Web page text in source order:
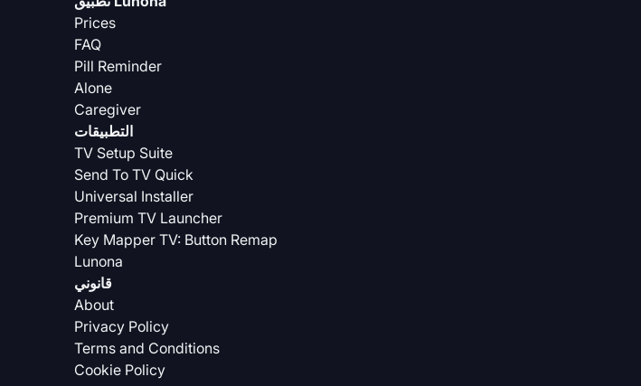
Prices
FAQ
Pill Reminder
Alone
Caregiver
التطبيقات
TV Setup Suite
Send To TV Quick
Universal Installer
Premium TV Launcher
Key Mapper TV: Button Remap
Lunona
قانوني
About
Privacy Policy
Terms and Conditions
Cookie Policy